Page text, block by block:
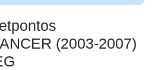
(2003-2007)